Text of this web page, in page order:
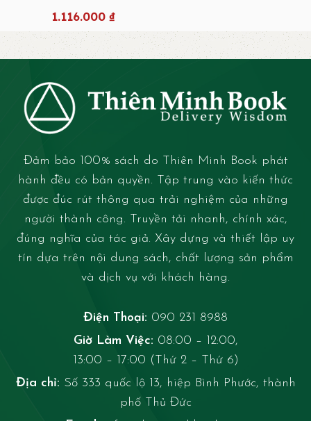
1.116.000 ₫
Đảm bảo 100% sách do Thiên Minh Book phát
hành đều có bản quyền. Tập trung vào kiến thức
được đúc rút thông qua trải nghiệm của những
người thành công. Truyền tải nhanh, chính xác,
đúng nghĩa của tác giả. Xây dựng và thiết lập uy
tín dựa trên nội dung sách, chất lượng sản phẩm
và dịch vụ với khách hàng.
Điện Thoại: 090 231 8988
Giờ Làm Việc: 08:00 – 12:00,
13:00 – 17:00 (Thứ 2 – Thứ 6)
Địa chỉ: Số 333 quốc lộ 13, hiệp Bình Phước, thành
phố Thủ Đức